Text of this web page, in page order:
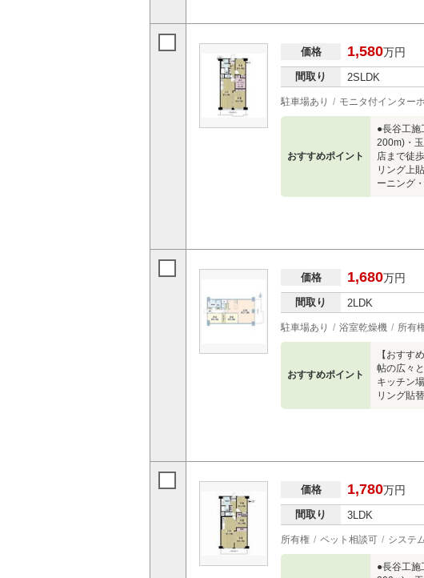
価格 1,580万円
間取り 2SLDK
駐車場あり モニタ付インター
おすすめポイント
●長谷工施
200m)・
店まで徒
リング上
ーニング
価格 1,680万円
間取り 2LDK
駐車場あり 浴室乾燥機 所有
おすすめポイント
【おすす
帖の広々
キッチン
リング貼
価格 1,780万円
間取り 3LDK
所有権 ペット相談可 システ
●長谷工施